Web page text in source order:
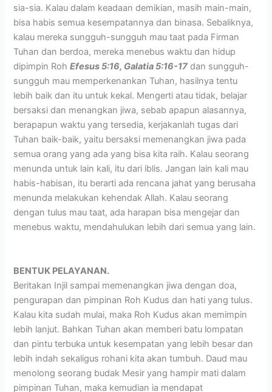
sia-sia. Kalau dalam keadaan demikian, masih main-main,
bisa habis semua kesempatannya dan binasa. Sebaliknya,
kalau mereka sungguh-sungguh mau taat pada Firman
Tuhan dan berdoa, mereka menebus waktu dan hidup
dipimpin RohEfesus 5:16, Galatia 5:16-17 dan sungguh-
sungguh mau memperkenankan Tuhan, hasilnya tentu
lebih baik dan itu untuk kekal. Mengerti atau tidak, belajar
bersaksi dan menangkan jiwa, sebab apapun alasannya,
berapapun waktu yang tersedia, kerjakanlah tugas dari
Tuhan baik-baik, yaitu bersaksi memenangkan jiwa pada
semua orang yang ada yang bisa kita raih. Kalau seorang
menunda untuk lain kali, itu dari iblis. Jangan lain kali mau
habis-habisan, itu berarti ada rencana jahat yang berusaha
menunda melakukan kehendak Allah. Kalau seorang
dengan tulus mau taat, ada harapan bisa mengejar dan
menebus waktu, mendahulukan lebih dari semua yang lain.
BENTUK PELAYANAN.
Beritakan Injil sampai memenangkan jiwa dengan doa,
pengurapan dan pimpinan Roh Kudus dan hati yang tulus.
Kalau kita sudah mulai, maka Roh Kudus akan memimpin
lebih lanjut. Bahkan Tuhan akan memberi batu lompatan
dan pintu terbuka untuk kesempatan yang lebih besar dan
lebih indah sekaligus rohani kita akan tumbuh. Daud mau
menolong seorang budak Mesir yang hampir mati dalam
pimpinan Tuhan, maka kemudian ia mendapat